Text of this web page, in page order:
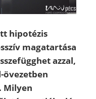
hipotézis
magatartása
azzal,
övezetben
Milyen